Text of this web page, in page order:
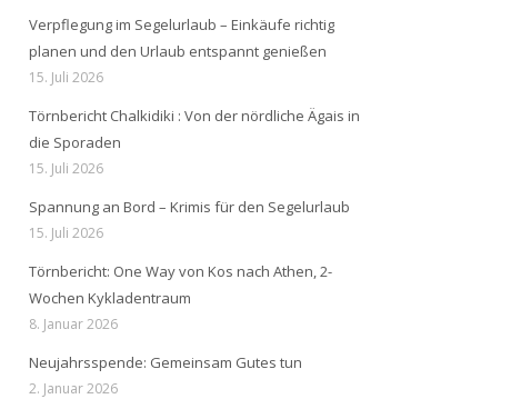
Verpflegung im Segelurlaub – Einkäufe richtig
planen und den Urlaub entspannt genießen
15. Juli 2026
Törnbericht Chalkidiki : Von der nördliche Ägais in
die Sporaden
15. Juli 2026
Spannung an Bord – Krimis für den Segelurlaub
15. Juli 2026
Törnbericht: One Way von Kos nach Athen, 2-
Wochen Kykladentraum
8. Januar 2026
Neujahrsspende: Gemeinsam Gutes tun
2. Januar 2026